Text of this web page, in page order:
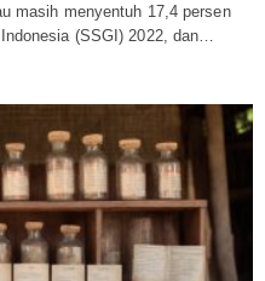
masih menyentuh 17,4 persen
(SSGI) 2022, dan…